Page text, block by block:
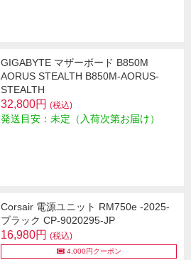
GIGABYTE マザーボード B850M
AORUS STEALTH B850M-AORUS-
STEALTH
32,800円 (税込)
発送目安：未定（入荷次第お届け）
Corsair 電源ユニット RM750e -2025-
ブラック CP-9020295-JP
16,980円 (税込)
4,000円クーポン